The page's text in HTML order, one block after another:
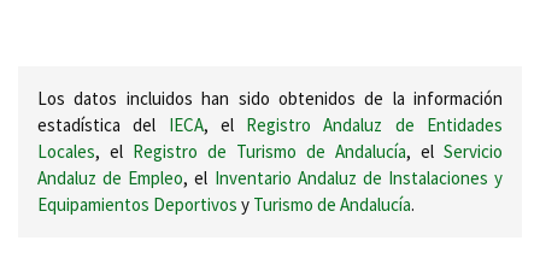
Los datos incluidos han sido obtenidos de la información
estadística del IECA, el Registro Andaluz de Entidades
Locales, el Registro de Turismo de Andalucía, el Servicio
Andaluz de Empleo, el Inventario Andaluz de Instalaciones y
Equipamientos Deportivos y Turismo de Andalucía.